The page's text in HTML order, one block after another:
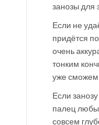
занозы для
Если не
придётся
очень
тонким
уже сможем
Если
палец
совсем